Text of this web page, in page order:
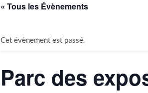
« Tous les Évènements
Cet évènement est passé.
Parc des